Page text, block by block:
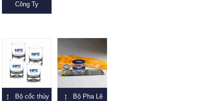
Công Ty
Bộ cốc thủy
Bộ Pha Lê